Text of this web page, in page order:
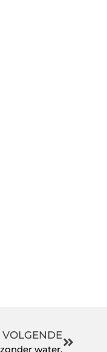
VOLGENDE
water.